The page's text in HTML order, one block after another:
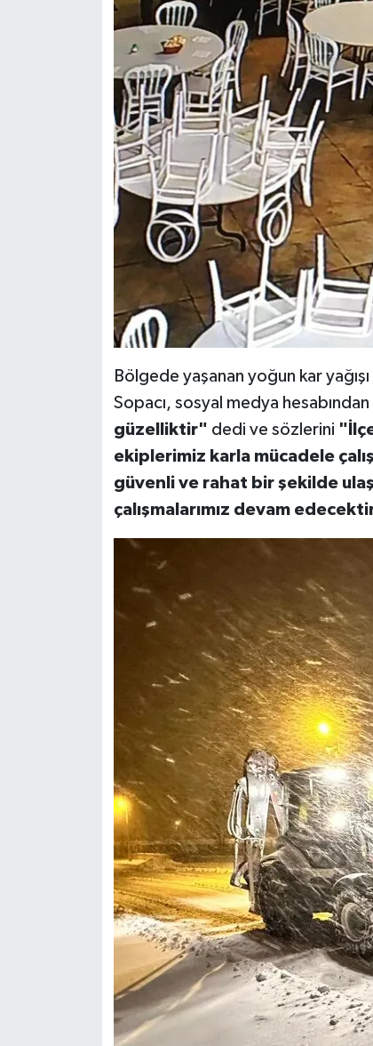
Bölgede yaşanan yoğun kar
Sopacı, sosyal medya hesabından
güzelliktir" dedi ve sözlerini
ekiplerimiz karla mücadele
güvenli ve rahat bir şekilde
çalışmalarımız devam